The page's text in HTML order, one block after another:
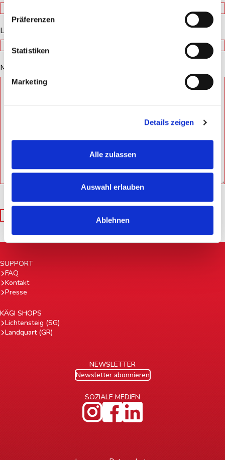
Präferenzen
Statistiken
Marketing
Details zeigen
Alle zulassen
Auswahl erlauben
Ablehnen
Land
Mitteilung*
SUPPORT
FAQ
Kontakt
Presse
KÄGI SHOPS
Lichtensteig (SG)
Landquart (GR)
NEWSLETTER
Newsletter abonnieren
SOZIALE MEDIEN